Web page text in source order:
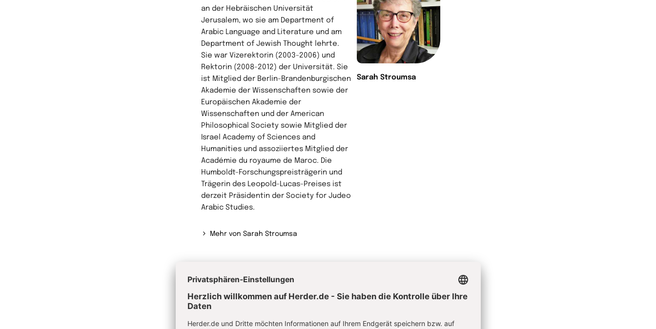
Sarah Stroumsa
an der Hebräischen Universität
Jerusalem, wo sie am Department of
Arabic Language and Literature und am
Department of Jewish Thought lehrte.
Sie war Vizerektorin (2003-2006) und
Rektorin (2008-2012) der Universität. Sie
ist Mitglied der Berlin-Brandenburgischen
Akademie der Wissenschaften sowie der
Europäischen Akademie der
Wissenschaften und der American
Philosophical Society sowie Mitglied der
Israel Academy of Sciences and
Humanities und assoziiertes Mitglied der
Académie du royaume de Maroc. Die
Humboldt-Forschungspreisträgerin und
Trägerin des Leopold-Lucas-Preises ist
derzeit Präsidentin der Society for Judeo
Arabic Studies.
Mehr von Sarah Stroumsa
Verwandte Themen